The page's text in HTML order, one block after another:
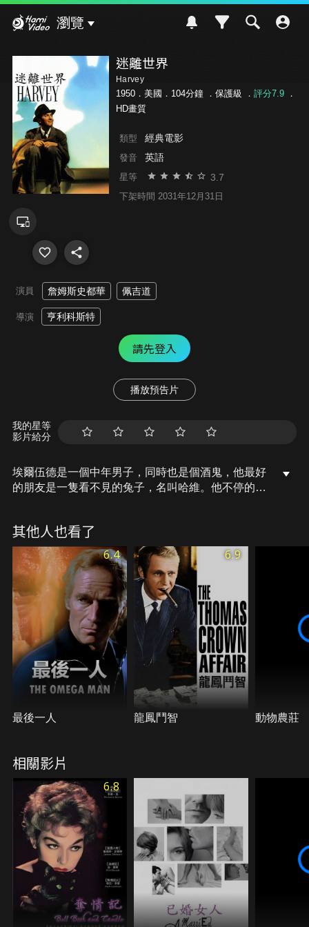
瀏覽
迷離世界
Harvey
1950．美國．104分鐘 ． 保護級 ． 評分7.9．
HD畫質
類型 經典電影
發音 英語
星等 3.7
下架時間 2031年12月31日
演員 詹姆斯史都華 佩吉道
導演 亨利科斯特
請先登入
播放預告片
我的星等
影片給分
埃爾伍德是一個中年男子，同時也是個酒鬼，他最好
的朋友是一隻看不見的兔子，名叫哈維。他不停的向
醫生的詢問下得知了他發現哈維難以置信的故事，醫
生也相信他沒瘋，同時也得到了釋放…
其他人也看了
6.4
最後一人
6.9
龍鳳鬥智 動物農莊
相關影片
6.8